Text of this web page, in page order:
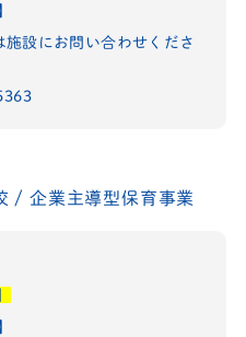
設にお問い合わせくださ
/ 企業主導型保育事業